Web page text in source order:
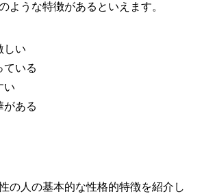
ような特徴があるといえます。
しい
ている
い
がある
の人の基本的な性格的特徴を紹介し